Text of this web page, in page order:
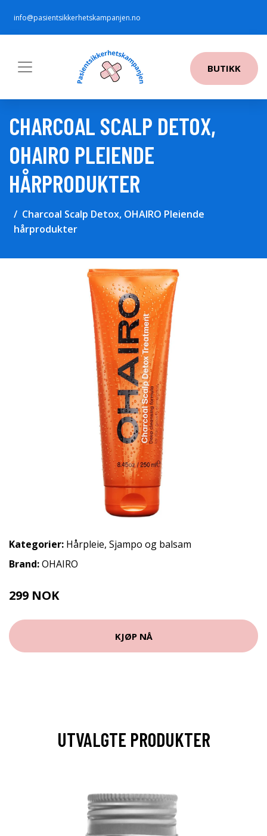
info@pasientsikkerhetskampanjen.no
BUTIKK
CHARCOAL SCALP DETOX,
OHAIRO PLEIENDE
HÅRPRODUKTER
Charcoal Scalp Detox, OHAIRO Pleiende
hårprodukter
Kategorier: Hårpleie, Sjampo og balsam
Brand:OHAIRO
299 NOK
KJØP NÅ
UTVALGTE PRODUKTER